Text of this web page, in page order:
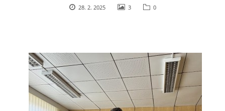
28. 2. 2025 3 0